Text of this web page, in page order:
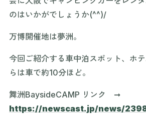
のはいかがでしょうか(^^)/
万博開催地は夢洲。
今回ご紹介する車中泊スポット、ホ
らは車で約10分ほど。
舞洲BaysideCAMP リンク ➞
https://newscast.jp/news/